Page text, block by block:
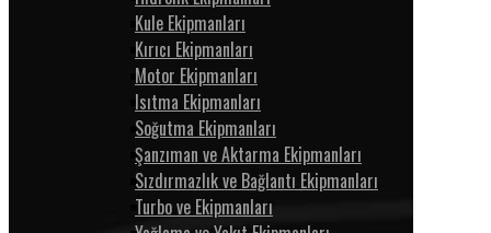
Kule Ekipmanları
Kırıcı Ekipmanları
Motor Ekipmanları
Isıtma Ekipmanları
Soğutma Ekipmanları
Şanzıman ve Aktarma Ekipmanları
Sızdırmazlık ve Bağlantı Ekipmanları
Turbo ve Ekipmanları